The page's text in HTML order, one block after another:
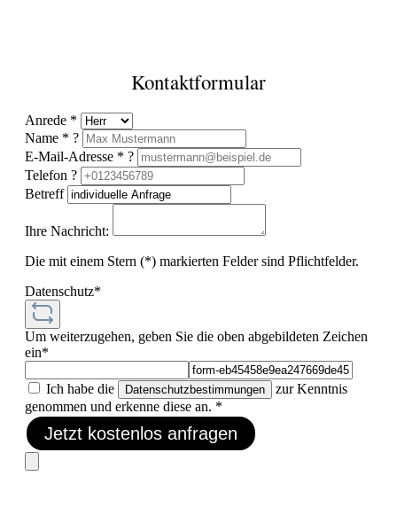
Kontaktformular
Anrede *
Name * ?
E-Mail-Adresse * ?
Telefon ?
Betreff
Ihre Nachricht:
Die mit einem Stern (*) markierten Felder sind Pflichtfelder.
Datenschutz*
Um weiterzugehen, geben Sie die oben abgebildeten Zeichen
ein*
Ich habe die Datenschutzbestimmungen
zur Kenntnis
genommen und erkenne diese an. *
Jetzt kostenlos anfragen